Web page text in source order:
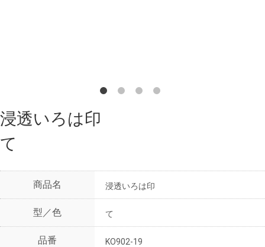
浸透いろは印
て
商品名 浸透いろは印
型／色 て
品番 KO902-19